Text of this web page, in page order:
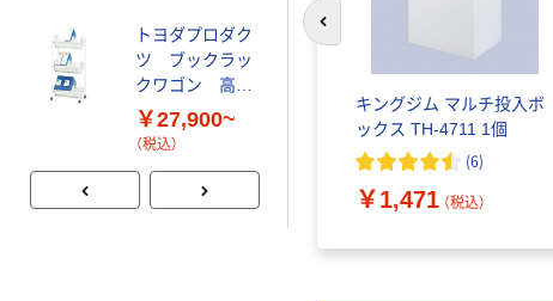
キングジム マルチ投入ボ
ックス TH-4711 1個
(6)
￥1,471 （税込）
トヨダプロダク
ツ ブックラッ
クワゴン 高重
量タイプ
￥27,900~
（税込）
トヨダプロダク
ツ 折りたたみ傘
立
￥28,600~